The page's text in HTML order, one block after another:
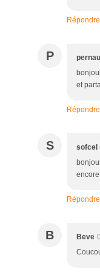
Répondre
P
et
Répondre
S sofcel
Répondre
B Beve